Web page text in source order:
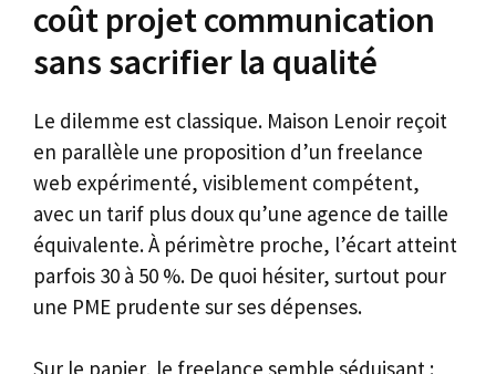
coût projet communication
sans sacrifier la qualité
Le dilemme est classique. Maison Lenoir reçoit
en parallèle une proposition d’un freelance
web expérimenté, visiblement compétent,
avec un tarif plus doux qu’une agence de taille
équivalente. À périmètre proche, l’écart atteint
parfois 30 à 50 %. De quoi hésiter, surtout pour
une PME prudente sur ses dépenses.
Sur le papier, le freelance semble séduisant :